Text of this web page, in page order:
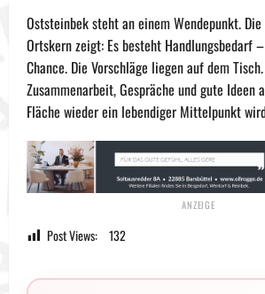
Oststeinbek steht an einem Wendepunkt.
Ortskern zeigt: Es besteht Handlungsbedarf
Chance. Die Vorschläge liegen auf dem
Zusammenarbeit, Gespräche und gute Ideen
Fläche wieder ein lebendiger Mittelpunkt
Post Views: 132